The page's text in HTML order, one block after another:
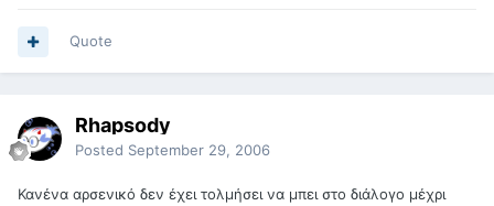
Quote
Rhapsody
Posted September 29, 2006
Κανένα αρσενικό δεν έχει τολμήσει να μπει στο διάλογο μέχρι